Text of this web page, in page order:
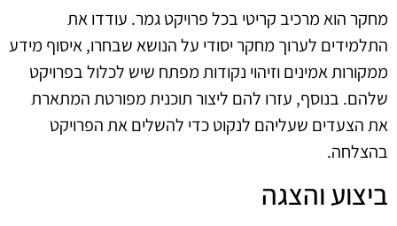
מחקר הוא מרכיב קריטי בכל פרויקט גמר. עודדו את
התלמידים לערוך מחקר יסודי על הנושא שבחרו, איסוף מידע
ממקורות אמינים וזיהוי נקודות מפתח שיש לכלול בפרויקט
שלהם. בנוסף, עזרו להם ליצור תוכנית מפורטת המתארת
את הצעדים שעליהם לנקוט כדי להשלים את הפרויקט
בהצלחה.
ביצוע והצגה